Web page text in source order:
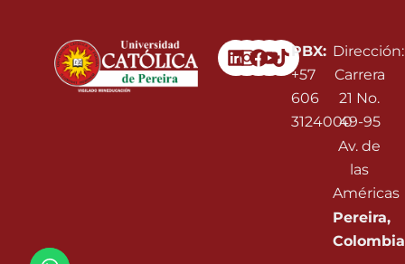
Linkedin
Instagram
Facebook
Youtube
PBX:
+57
606
3124000
Dirección:
Carrera
21 No.
49-95
Av. de
las
Américas
Pereira,
Colombia